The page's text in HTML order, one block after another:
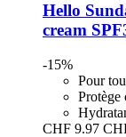
Hello
cream
-15%
Pour
Protège
CHF 9.97